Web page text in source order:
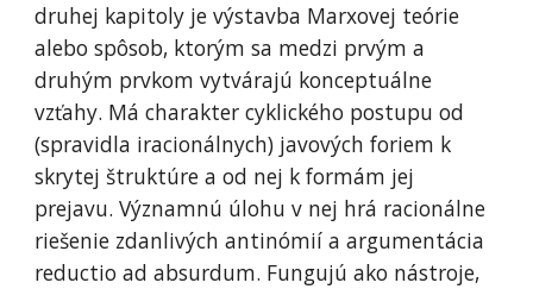
druhej kapitoly je výstavba Marxovej teórie
alebo spôsob, ktorým sa medzi prvým a
druhým prvkom vytvárajú konceptuálne
vzťahy. Má charakter cyklického postupu od
(spravidla iracionálnych) javových foriem k
skrytej štruktúre a od nej k formám jej
prejavu. Významnú úlohu v nej hrá racionálne
riešenie zdanlivých antinómií a argumentácia
reductio ad absurdum. Fungujú ako nástroje,